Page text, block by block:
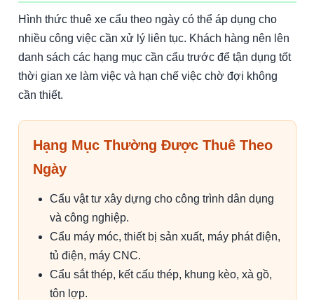
Hình thức thuê xe cẩu theo ngày có thể áp dụng cho
nhiều công việc cần xử lý liên tục. Khách hàng nên lên
danh sách các hạng mục cần cẩu trước để tận dụng tốt
thời gian xe làm việc và hạn chế việc chờ đợi không
cần thiết.
Hạng Mục Thường Được Thuê Theo
Ngày
Cẩu vật tư xây dựng cho công trình dân dụng
và công nghiệp.
Cẩu máy móc, thiết bị sản xuất, máy phát điện,
tủ điện, máy CNC.
Cẩu sắt thép, kết cấu thép, khung kèo, xà gồ,
tôn lợp.